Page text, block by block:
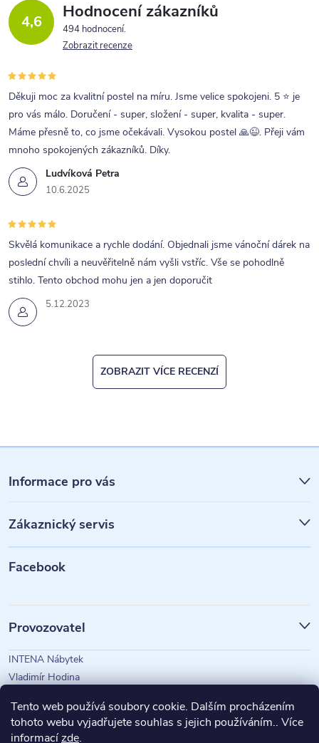
Tento web používá soubory cookie. Dalším procházením
tohoto webu vyjadřujete souhlas s jejich používáním.. Více
informacízde.
4,6 Hodnocení zákazníků
494 hodnocení
Zobrazit recenze
Ludvíková Petra
10.6.2025
Děkuji moc za kvalitní postel na míru. Jsme velice spokojeni. 5 ⭐ je
pro vás málo. Doručení - super, složení - super, kvalita - super.
Máme přesně to, co jsme očekávali. Vysokou postel 🙏😉. Přeji vám
mnoho spokojených zákazníků. Díky.
5.12.2023
Skvělá komunikace a rychle dodání. Objednali jsme vánoční dárek na
poslední chvíli a neuvěřitelně nám vyšli vstříc. Vše se pohodlně
stihlo. Tento obchod mohu jen a jen doporučit
ZOBRAZIT VÍCE RECENZÍ
á
p
a
Informace pro vás
Zákaznický servis
Facebook
Provozovatel
INTENA Nábytek
Vladimír Hodina